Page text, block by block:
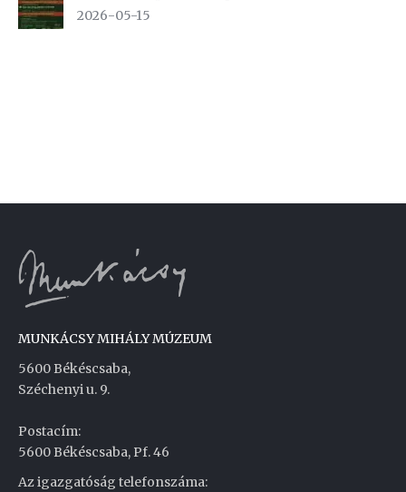
2026-05-15
MUNKÁCSY MIHÁLY MÚZEUM
5600 Békéscsaba,
Széchenyi u. 9.
Postacím:
5600 Békéscsaba, Pf. 46
Az igazgatóság telefonszáma: